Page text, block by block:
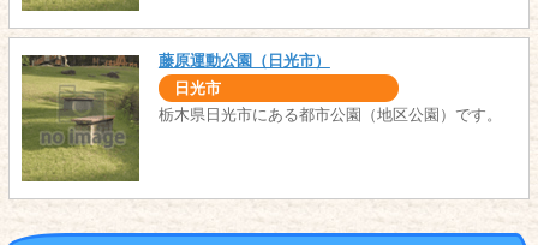
藤原運動公園（日光市）
日光市
栃木県日光市にある都市公園（地区公園）です。